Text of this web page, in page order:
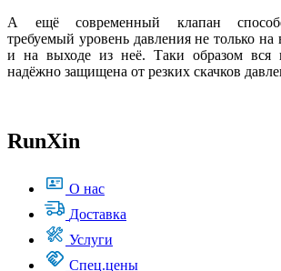
А ещё современный клапан
требуемый уровень давления не только на
и на выходе из неё. Таки образом вся
надёжно защищена от резких скачков
RunXin
О нас
Доставка
Услуги
Спец.цены